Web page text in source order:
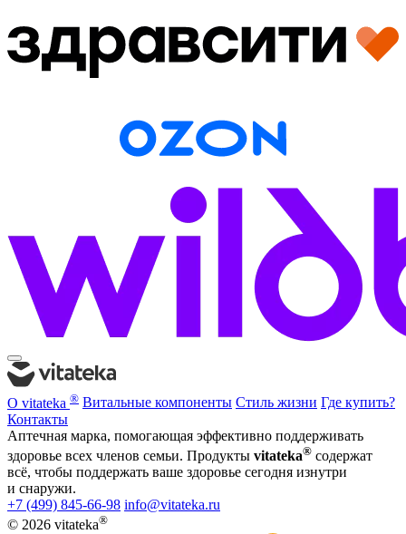
О vitateka ® Витальные компоненты Стиль жизни Где купить?
Контакты
Аптечная марка, помогающая эффективно поддерживать
здоровье всех членов семьи. Продукты vitateka® содержат
всё, чтобы поддержать ваше здоровье сегодня изнутри
и снаружи.
+7 (499) 845-66-98 info@vitateka.ru
© 2026 vitateka®